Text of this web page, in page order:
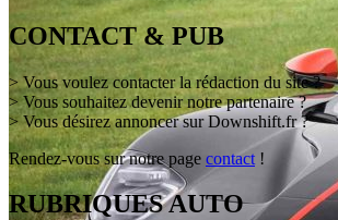
CONTACT & PUB
> Vous voulez contacter la rédaction du site ?
> Vous souhaitez devenir notre partenaire ?
> Vous désirez annoncer sur Downshift.fr ?
Rendez-vous sur notre page contact !
RUBRIQUES AUTO